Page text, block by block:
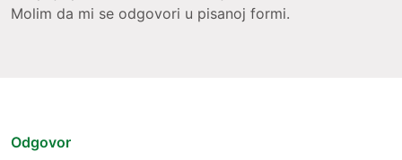
Molim da mi se odgovori u pisanoj formi.
Odgovor